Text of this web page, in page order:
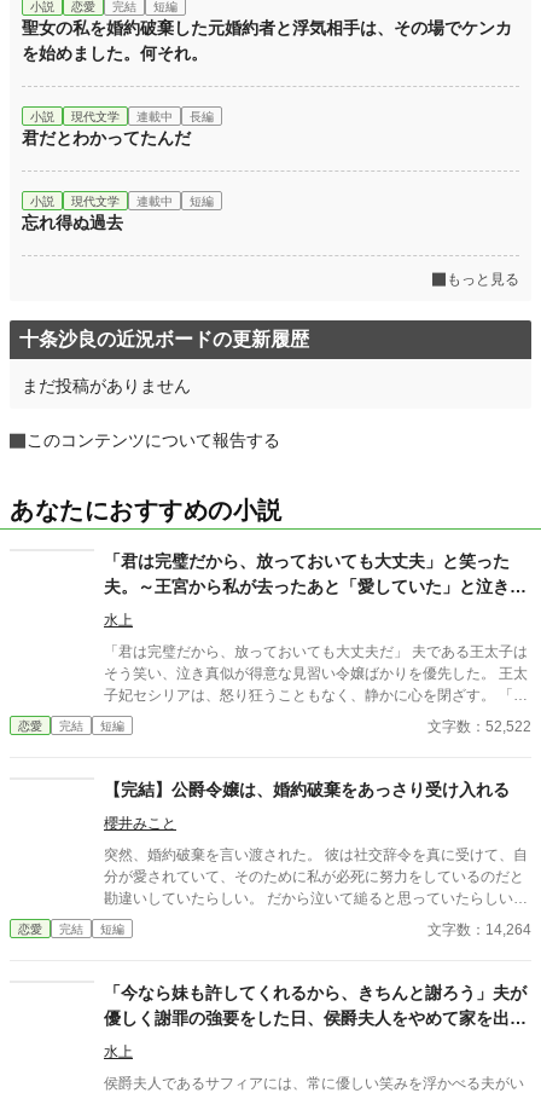
小説 恋愛 完結 短編
聖女の私を婚約破棄した元婚約者と浮気相手は、その場でケンカ
を始めました。何それ。
小説 現代文学 連載中 長編
君だとわかってたんだ
小説 現代文学 連載中 短編
忘れ得ぬ過去
もっと見る
十条沙良の近況ボードの更新履歴
まだ投稿がありません
このコンテンツについて報告する
あなたにおすすめの小説
「君は完璧だから、放っておいても大丈夫」と笑った
夫。～王宮から私が去ったあと「愛していた」と泣きつ
いても、もう手遅れです～
水上
「君は完璧だから、放っておいても大丈夫だ」 夫である王太子は
そう笑い、泣き真似が得意な見習い令嬢ばかりを優先した。 王太
子妃セシリアは、怒り狂うこともなく、静かに心を閉ざす。 「左
様でございますか」 彼女は夫への期待というノイズを遮断し、離
縁の準備を始めた。
恋愛 完結 短編 文字数：52,522
【完結】公爵令嬢は、婚約破棄をあっさり受け入れる
櫻井みこと
突然、婚約破棄を言い渡された。 彼は社交辞令を真に受けて、自
分が愛されていて、そのために私が必死に努力をしているのだと
勘違いしていたらしい。 だから泣いて縋ると思っていたらしいで
すが、それはあり得ません。 私が王妃になるのは確定。その相手
がたまたま、あなただった。それだけです。 またまた軽率に短
話…第二王子視点 五話…マリエ視点 六話…兄視点 ※全六話で完
結しました。馬鹿すぎる王子にご注意ください。 スピンオフ始め
ました。 「追放された聖女が隣国の腹黒公爵を頼ったら、国がな
くなってしまいました」連載中！
恋愛 完結 短編 文字数：14,264
「今なら妹も許してくれるから、きちんと謝ろう」夫が
優しく謝罪の強要をした日、侯爵夫人をやめて家を出ま
した～デラミネーションによる夫の終焉～
水上
侯爵夫人であるサフィアには、常に優しい笑みを浮かべる夫がい